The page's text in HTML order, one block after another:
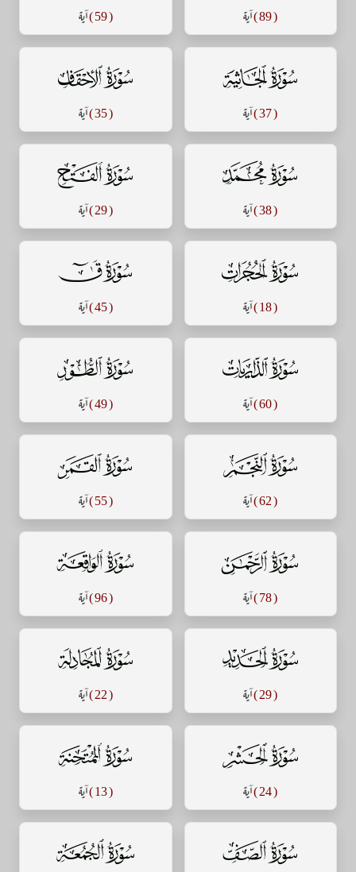
( 89 ) آية ( 59 ) آية
سورة الجاثية
( 37 ) آية
سورة الأحقاف
( 35 ) آية
سورة محمد
( 38 ) آية
سورة الفتح
( 29 ) آية
سورة الحجرات
( 18 ) آية
سورة ق
( 45 ) آية
سورة الذاريات
( 60 ) آية
سورة الطور
( 49 ) آية
سورة النجم
( 62 ) آية
سورة القمر
( 55 ) آية
سورة الرحمن
( 78 ) آية
سورة الواقعة
( 96 ) آية
سورة الحديد
( 29 ) آية
سورة المجادلة
( 22 ) آية
سورة الحشر
( 24 ) آية
سورة الممتحنة
( 13 ) آية
سورة الصف سورة الجمعة